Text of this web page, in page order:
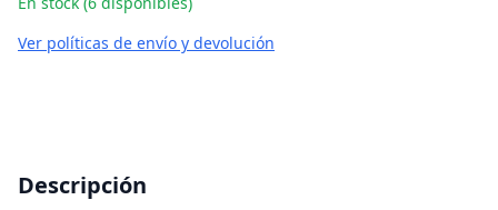
Ver políticas de envío y devolución
Descripción